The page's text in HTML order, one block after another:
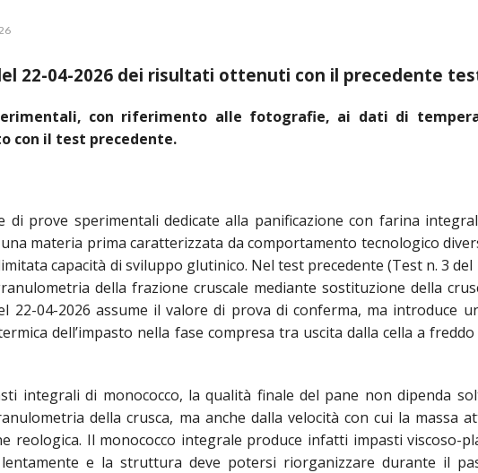
22-04-2026 dei risultati ottenuti con il precedente
con riferimento alle fotografie, ai dati di
con il test precedente.
prove sperimentali dedicate alla panificazione con farina
materia prima caratterizzata da comportamento tecnologico
capacità di sviluppo glutinico. Nel test precedente (Test n. 3 del
della frazione cruscale mediante sostituzione della
22-04-2026 assume il valore di prova di conferma, ma introduce
dell’impasto nella fase compresa tra uscita dalla cella a
integrali di monococco, la qualità finale del pane non dipenda
della crusca, ma anche dalla velocità con cui la massa
reologica. Il monococco integrale produce infatti impasti viscoso-
e la struttura deve potersi riorganizzare durante il